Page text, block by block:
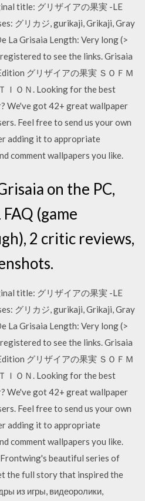
title: グリザイアの果実 -LE
グリカジ, gurikaji, Grikaji, Gray
La Grisaia Length: Very long (>
to see the links. Grisaia
グリザイアの果実 ＳＯＦＭ
ＩＯＮ. Looking for the best
We've got 42+ great wallpaper
Feel free to send us your own
adding it to appropriate
comment wallpapers you like.
on the PC,
(game
2 critic reviews,
title: グリザイアの果実 -LE
グリカジ, gurikaji, Grikaji, Gray
La Grisaia Length: Very long (>
to see the links. Grisaia
グリザイアの果実 ＳＯＦＭ
ＩＯＮ. Looking for the best
We've got 42+ great wallpaper
Feel free to send us your own
adding it to appropriate
comment wallpapers you like.
beautiful series of
the full story that inspired the
из игры, видеоролики,